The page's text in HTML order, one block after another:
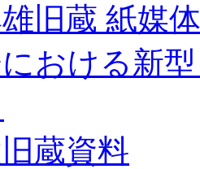
旧蔵 紙媒
おける新
蔵資料